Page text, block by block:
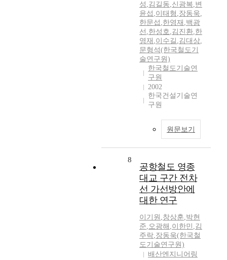
성 ,김길동,신광복,변
윤섭 ,이태형 ,장동욱,
한문섭 ,한영재 ,백광
선 ,한성호,김진환,한
영재 ,이수길 ,김대상,
문형석(한국철도기
술연구원)
한국철도기술연
구원
2002
한국건설기술연
구원
원문보기
8
공항철도 영종
대교 구간 전차
선 가선방안에
대한 연구
이기원 ,창상훈,박현
준,오광해 ,이한민 ,김
주락,장동욱(한국철
도기술연구원)
배산엔지니어링